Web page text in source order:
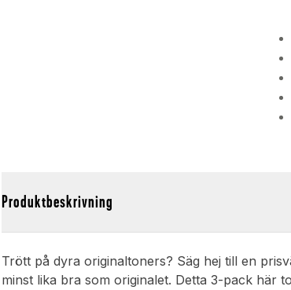
Produktbeskrivning
Trött på dyra originaltoners? Säg hej till en
minst lika bra som originalet. Detta 3-pack här